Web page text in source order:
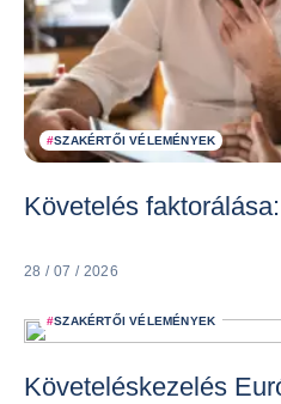
#SZAKÉRTŐI VÉLEMÉNYEK
Követelés
28 / 07 / 2026
#SZAKÉRTŐI VÉLEMÉNYEK
Követeléskezelés